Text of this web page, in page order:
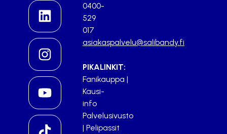
0400-
529
017
asiakaspalvelu@salibandy.fi
PIKALINKIT:
Fanikauppa |
Kausi-
info
Palvelusivusto
| Pelipassit